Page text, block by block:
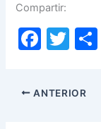
Compartir:
F
c
e
T
itt
er
ANTERIOR